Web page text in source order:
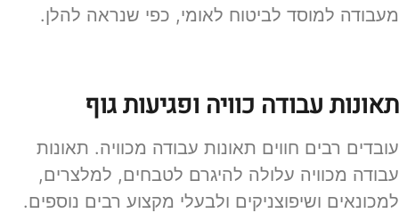
מעבודה למוסד לביטוח לאומי, כפי שנראה להלן.
תאונות עבודה כוויה ופגיעות גוף
עובדים רבים חווים תאונות עבודה מכוויה. תאונות
עבודה מכוויה עלולה להיגרם לטבחים, למלצרים,
למכונאים ושיפוצניקים ולבעלי מקצוע רבים נוספים.